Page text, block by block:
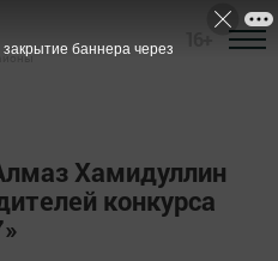
Хамидуллин
конкурса
баннера через